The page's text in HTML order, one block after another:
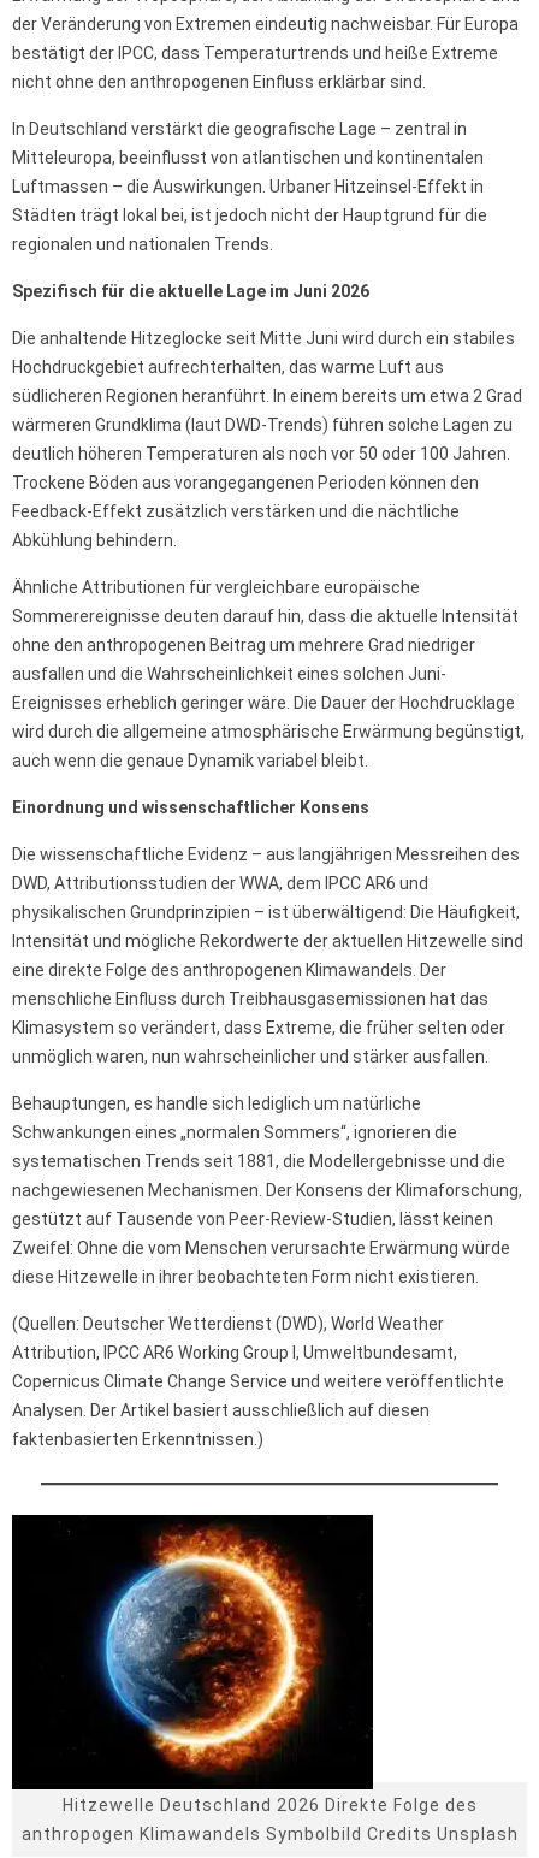
der Veränderung von Extremen eindeutig nachweisbar. Für Europa
bestätigt der IPCC, dass Temperaturtrends und heiße Extreme
nicht ohne den anthropogenen Einfluss erklärbar sind.
In Deutschland verstärkt die geografische Lage – zentral in
Mitteleuropa, beeinflusst von atlantischen und kontinentalen
Luftmassen – die Auswirkungen. Urbaner Hitzeinsel-Effekt in
Städten trägt lokal bei, ist jedoch nicht der Hauptgrund für die
regionalen und nationalen Trends.
Spezifisch für die aktuelle Lage im Juni 2026
Die anhaltende Hitzeglocke seit Mitte Juni wird durch ein stabiles
Hochdruckgebiet aufrechterhalten, das warme Luft aus
südlicheren Regionen heranführt. In einem bereits um etwa 2 Grad
wärmeren Grundklima (laut DWD-Trends) führen solche Lagen zu
deutlich höheren Temperaturen als noch vor 50 oder 100 Jahren.
Trockene Böden aus vorangegangenen Perioden können den
Feedback-Effekt zusätzlich verstärken und die nächtliche
Abkühlung behindern.
Ähnliche Attributionen für vergleichbare europäische
Sommerereignisse deuten darauf hin, dass die aktuelle Intensität
ohne den anthropogenen Beitrag um mehrere Grad niedriger
ausfallen und die Wahrscheinlichkeit eines solchen Juni-
Ereignisses erheblich geringer wäre. Die Dauer der Hochdrucklage
wird durch die allgemeine atmosphärische Erwärmung begünstigt,
auch wenn die genaue Dynamik variabel bleibt.
Einordnung und wissenschaftlicher Konsens
Die wissenschaftliche Evidenz – aus langjährigen Messreihen des
DWD, Attributionsstudien der WWA, dem IPCC AR6 und
physikalischen Grundprinzipien – ist überwältigend: Die Häufigkeit,
Intensität und mögliche Rekordwerte der aktuellen Hitzewelle sind
eine direkte Folge des anthropogenen Klimawandels. Der
menschliche Einfluss durch Treibhausgasemissionen hat das
Klimasystem so verändert, dass Extreme, die früher selten oder
unmöglich waren, nun wahrscheinlicher und stärker ausfallen.
Behauptungen, es handle sich lediglich um natürliche
Schwankungen eines „normalen Sommers“, ignorieren die
systematischen Trends seit 1881, die Modellergebnisse und die
nachgewiesenen Mechanismen. Der Konsens der Klimaforschung,
gestützt auf Tausende von Peer-Review-Studien, lässt keinen
Zweifel: Ohne die vom Menschen verursachte Erwärmung würde
diese Hitzewelle in ihrer beobachteten Form nicht existieren.
(Quellen: Deutscher Wetterdienst (DWD), World Weather
Attribution, IPCC AR6 Working Group I, Umweltbundesamt,
Copernicus Climate Change Service und weitere veröffentlichte
Analysen. Der Artikel basiert ausschließlich auf diesen
faktenbasierten Erkenntnissen.)
Hitzewelle Deutschland 2026 Direkte Folge des
anthropogen Klimawandels Symbolbild Credits Unsplash